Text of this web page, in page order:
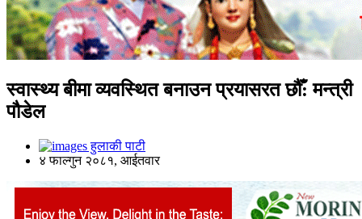
स्वास्थ्य बीमा व्यवस्थित बनाउन प्रयासरत छौँ: मन्त्री
पौडेल
हुलाकी पाटी
४ फाल्गुन २०८१, आईतवार